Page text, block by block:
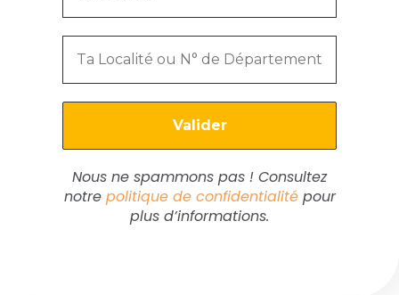
Nous ne spammons pas ! Consultez
notre politique de confidentialitépour
plus d’informations.